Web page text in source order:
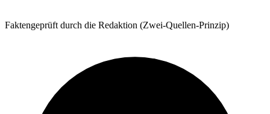
Faktengeprüft durch die Redaktion (Zwei-Quellen-Prinzip)